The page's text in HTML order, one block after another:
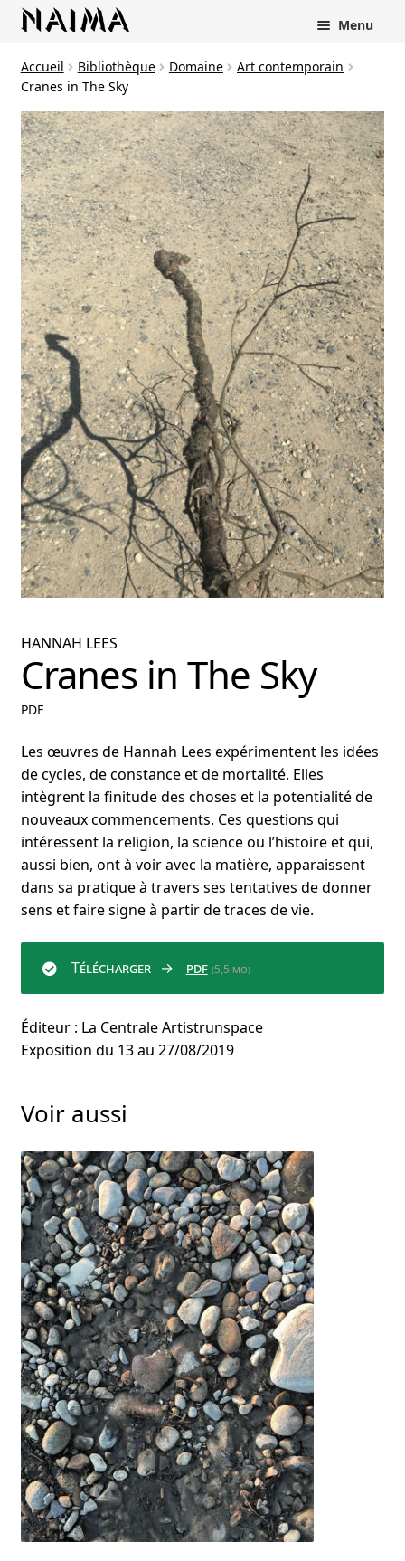
Menu
Accueil Bibliothèque Domaine
Art contemporain
Cranes in The Sky
HANNAH LEES
Cranes in The Sky
PDF
Les œuvres de Hannah Lees expérimentent les idées
de cycles, de constance et de mortalité. Elles
intègrent la finitude des choses et la potentialité de
nouveaux commencements. Ces questions qui
intéressent la religion, la science ou l’histoire et qui,
aussi bien, ont à voir avec la matière, apparaissent
dans sa pratique à travers ses tentatives de donner
sens et faire signe à partir de traces de vie.
Télécharger pdf (5,5 mo)
Éditeur : La Centrale Artistrunspace
Exposition du 13 au 27/08/2019
Voir aussi
Panneau de gestion des cookies